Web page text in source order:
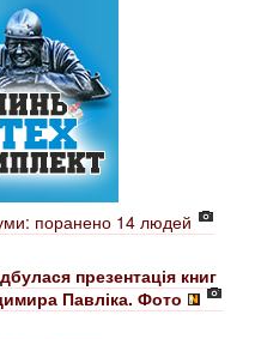
поранено 14 людей
презентація книг
Павліка. Фото